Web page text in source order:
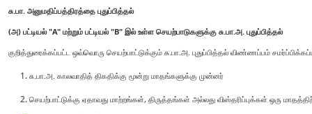
சு.பா. அனுமதிப்பத்திரத்தை புதுப்பித்தல்
(அ) பட்டியல் "A" மற்றும் பட்டியல் "B" இல் உள்ள செயற்பாடுகளுக்கு சு.பா.அ. புதுப்பித்தல்
குறித்துரைக்கப்பட்ட ஒவ்வொரு செயற்பாட்டுக்கும் சு.பா.அ. புதுப்பித்தல் விண்ணப்பம்
சு.பா.அ. காலவாதித் திகதிக்கு மூன்று மாதங்களுக்கு முன்னர்
செயற்பாட்டுக்கு ஏதாவது மாற்றங்கள், திருத்தங்கள் அல்லது விஸ்தரிப்புக்கள் ஒரு